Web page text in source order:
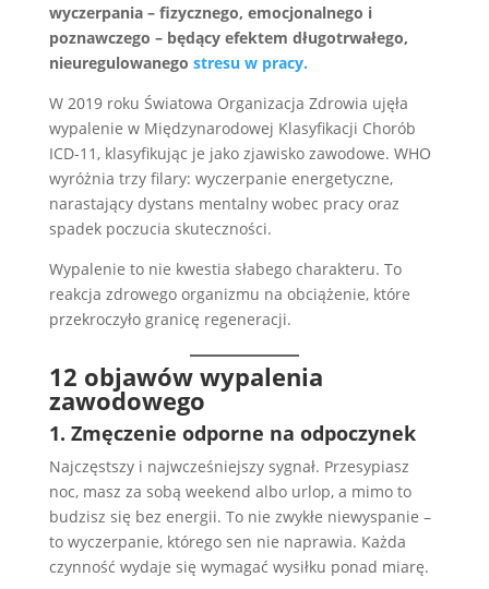
wyczerpania – fizycznego, emocjonalnego i
poznawczego – będący efektem długotrwałego,
nieuregulowanego stresu w pracy.
W 2019 roku Światowa Organizacja Zdrowia ujęła
wypalenie w Międzynarodowej Klasyfikacji Chorób
ICD-11, klasyfikując je jako zjawisko zawodowe. WHO
wyróżnia trzy filary: wyczerpanie energetyczne,
narastający dystans mentalny wobec pracy oraz
spadek poczucia skuteczności.
Wypalenie to nie kwestia słabego charakteru. To
reakcja zdrowego organizmu na obciążenie, które
przekroczyło granicę regeneracji.
12 objawów wypalenia
zawodowego
1. Zmęczenie odporne na odpoczynek
Najczęstszy i najwcześniejszy sygnał. Przesypiasz
noc, masz za sobą weekend albo urlop, a mimo to
budzisz się bez energii. To nie zwykłe niewyspanie –
to wyczerpanie, którego sen nie naprawia. Każda
czynność wydaje się wymagać wysiłku ponad miarę.